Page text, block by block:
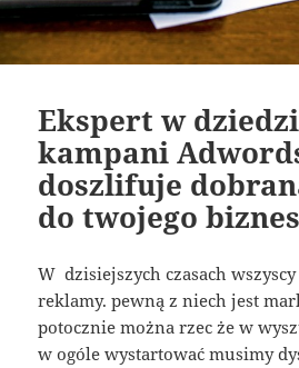
Ekspert w
kampani
doszlifuje
do twojego
W dzisiejszych czasach wszyscy
reklamy. pewną z niech jest
potocznie można rzec że w
w ogóle wystartować musimy